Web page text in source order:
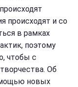
происходят и со
в рамках
поэтому
чтобы с
Об
новых